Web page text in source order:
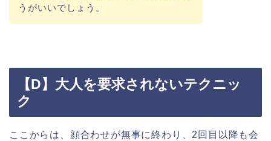
うがいいでしょう。
【D】大人を要求されないテクニッ
ク
ここからは、顔合わせが無事に終わり、2回目以降も会